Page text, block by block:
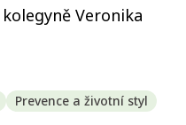
Veronika
Prevence a životní styl